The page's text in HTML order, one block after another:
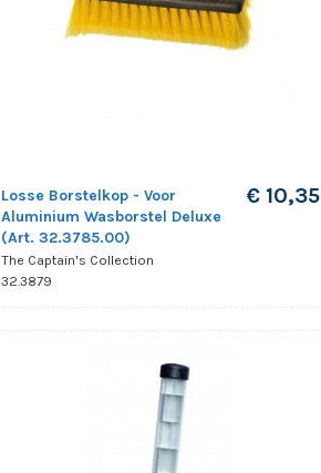
Losse Borstelkop - Voor
Aluminium Wasborstel Deluxe
(Art. 32.3785.00)
The Captain's Collection
32.3879
€ 10,35